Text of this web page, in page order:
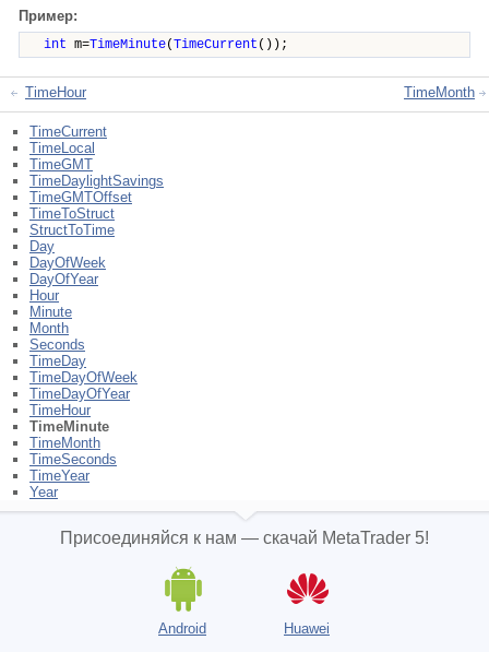
Пример:
int m=TimeMinute(TimeCurrent ());
TimeHour TimeMonth
TimeCurrent
TimeLocal
TimeGMT
TimeDaylightSavings
TimeGMTOffset
TimeToStruct
StructToTime
Day
DayOfWeek
DayOfYear
Hour
Minute
Month
Seconds
TimeDay
TimeDayOfWeek
TimeDayOfYear
TimeHour
TimeMinute
TimeMonth
TimeSeconds
TimeYear
Year
Присоединяйся к нам — скачай MetaTrader 5!
Android Huawei